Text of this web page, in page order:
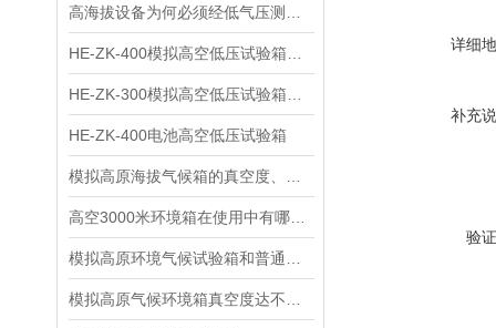
HE-ZK-400电池高空低压试验箱
详细
补充
验